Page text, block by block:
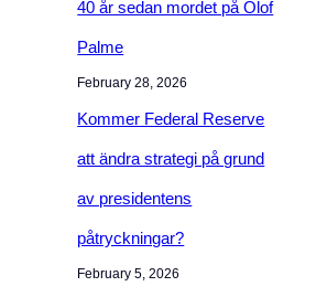
40 år sedan mordet på Olof
Palme
February 28, 2026
Kommer Federal Reserve
att ändra strategi på grund
av presidentens
påtryckningar?
February 5, 2026